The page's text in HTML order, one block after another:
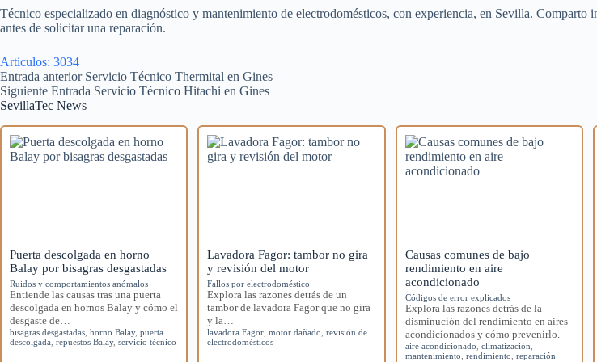
Técnico especializado en diagnóstico y mantenimiento de electrodomésticos, con experiencia, en Sevilla. Comparto
antes de solicitar una reparación.
Artículos: 3034
Entrada anterior Servicio Técnico Thermital en Gines
Siguiente Entrada Servicio Técnico Hitachi en Gines
SevillaTec News
Puerta descolgada en horno
Balay por bisagras desgastadas
Ruidos y comportamientos anómalos
Entiende las causas tras una puerta
descolgada en hornos Balay y cómo el
desgaste de…
bisagras desgastadas horno Balay, puerta
descolgada repuestos Balay, servicio técnico
Lavadora Fagor: tambor no gira
y revisión del motor
Fallos por electrodoméstico
Explora las razones detrás de un
tambor de lavadora Fagor que no gira
y la…
lavadora Fagor ,motor dañado ,revisión de
electrodomésticos
Causas comunes de bajo
rendimiento en aire
acondicionado
Códigos de error explicados
Explora las razones detrás de la
disminución del rendimiento en aires
acondicionados y cómo prevenirlo.
aire acondicionado climatización
mantenimiento rendimiento reparación